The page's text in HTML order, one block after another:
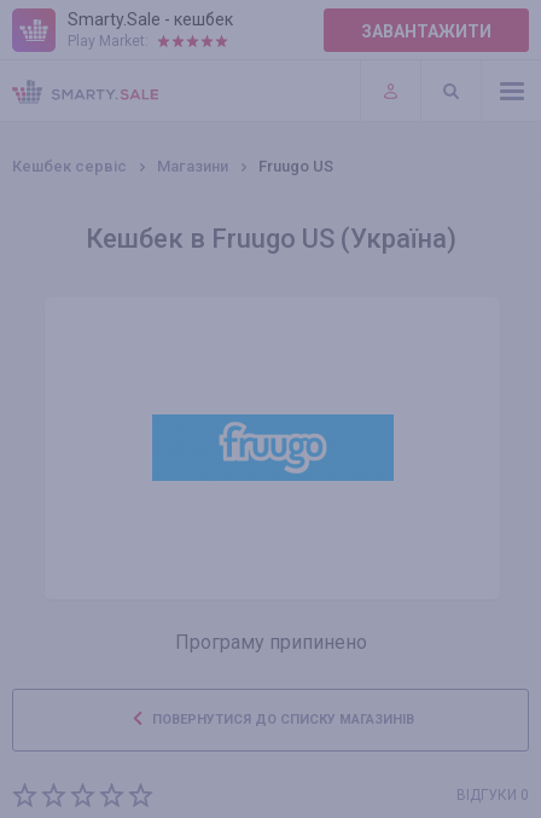
Smarty.Sale - кешбек
Play Market: ЗАВАНТАЖИТИ
ПРАВИЛА
ПЛАГІНИ
Кешбек сервіс Магазини Fruugo US
Кешбек в Fruugo US (Україна)
Програму припинено
ПОВЕРНУТИСЯ ДО СПИСКУ МАГАЗИНІВ
ВІДГУКИ 0